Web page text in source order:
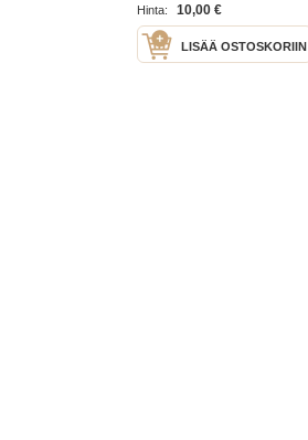
Hinta: 10,00 €
LISÄÄ OSTOSKORIIN